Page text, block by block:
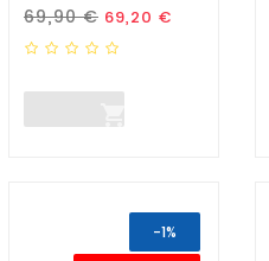
Prezzo Standard
69,90 € Prezzo
69,20 €
-1%